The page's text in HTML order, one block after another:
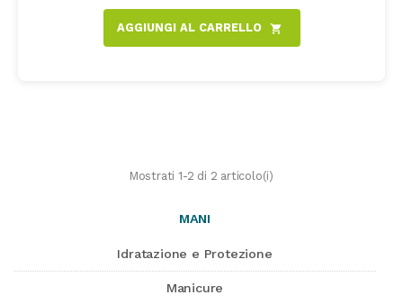
AGGIUNGI AL CARRELLO shopping_cart
Mostrati 1-2 di 2 articolo(i)
MANI
Idratazione e Protezione
Manicure